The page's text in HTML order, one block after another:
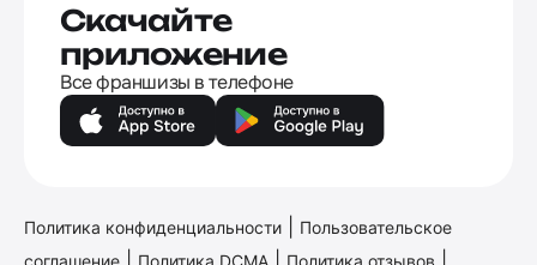
Скачайте
приложение
Все франшизы в телефоне
Политика конфиденциальности
Пользовательское
соглашение
Политика DCMA Политика отзывов